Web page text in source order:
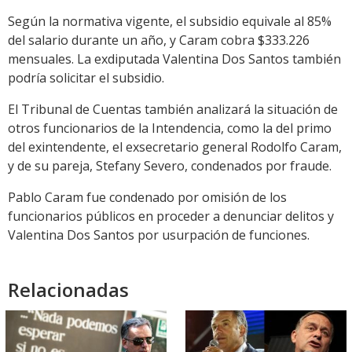
Según la normativa vigente, el subsidio equivale al 85%
del salario durante un año, y Caram cobra $333.226
mensuales. La exdiputada Valentina Dos Santos también
podría solicitar el subsidio.
El Tribunal de Cuentas también analizará la situación de
otros funcionarios de la Intendencia, como la del primo
del exintendente, el exsecretario general Rodolfo Caram,
y de su pareja, Stefany Severo, condenados por fraude.
Pablo Caram fue condenado por omisión de los
funcionarios públicos en proceder a denunciar delitos y
Valentina Dos Santos por usurpación de funciones.
Relacionadas